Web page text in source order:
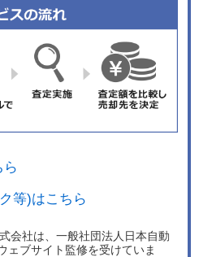
等)はこちら
会社は、一般社団法人日本自動
ェブサイト監修を受けていま